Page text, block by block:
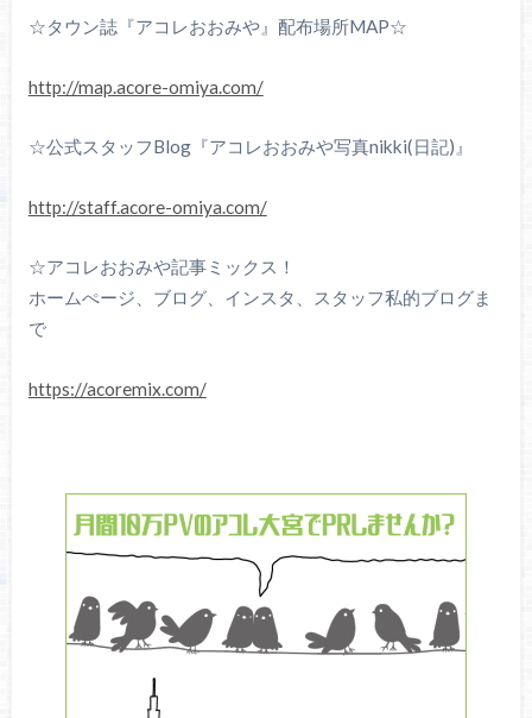
☆タウン誌『アコレおおみや』配布場所MAP☆
http://map.acore-omiya.com/
☆公式スタッフBlog『アコレおおみや写真nikki(日記)』
http://staff.acore-omiya.com/
☆アコレおおみや記事ミックス！
ホームぺージ、ブログ、インスタ、スタッフ私的ブログま
で
https://acoremix.com/